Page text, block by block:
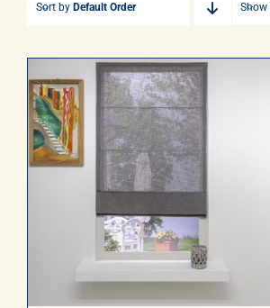
Sort by Default Order Show